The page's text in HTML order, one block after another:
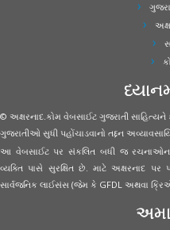
© અક્ષરનાદ.કોમ વેબસાઈટ ગુજરાતી સાહિત્યને
ગુજરાતીઓ સુધી પહોંચાડવાનો તદ્દન
આ વેબસાઈટ પર સંકલિત બધી જ રચનાઓના
વ્યક્તિ પાસે સુરક્ષિત છે. માટે અક્ષરનાદ
સાર્વજનિક લાઈસંસ (જેમ કે GFDL અથવા